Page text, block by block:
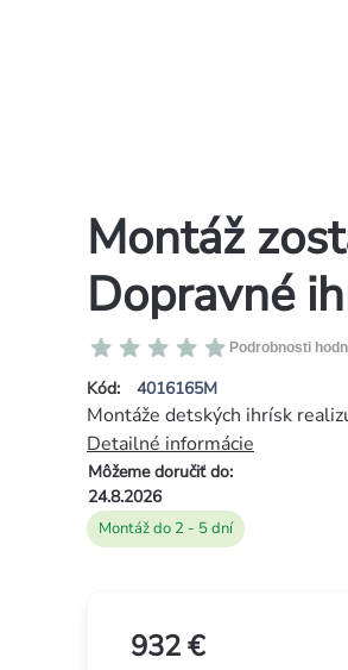
Montáž
Dopravné
Kód: 4016165M
Priemerné
hodnotenie
produktu
je
0,0
z
5
hviezdičiek.
Podrobnosti
Montáž do 2 - 5 dní
Môžeme doručiť do:
24.8.2026
Montáže detských ihrísk
Detailné informácie
932 €